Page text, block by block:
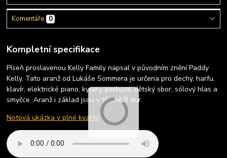
Komentáře 0
Kompletní specifikace
Píseň proslavenou Kelly Family napsal v původním znění Paddy
Kelly. Tato aranž od Lukáše Sommera je určena pro dechy, harfu,
klavír, elektrické piano, kytary, perkuse, dětský sbor, sólový hlas a
smyčce. Aranž i základ jsou v tónině B dur.
Notová ukázka v plné kvalitě